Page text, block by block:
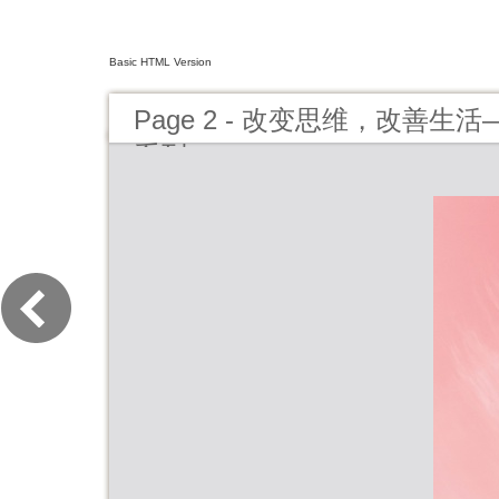
Basic HTML Version
Page 2 - 改变思维，改善生
系列